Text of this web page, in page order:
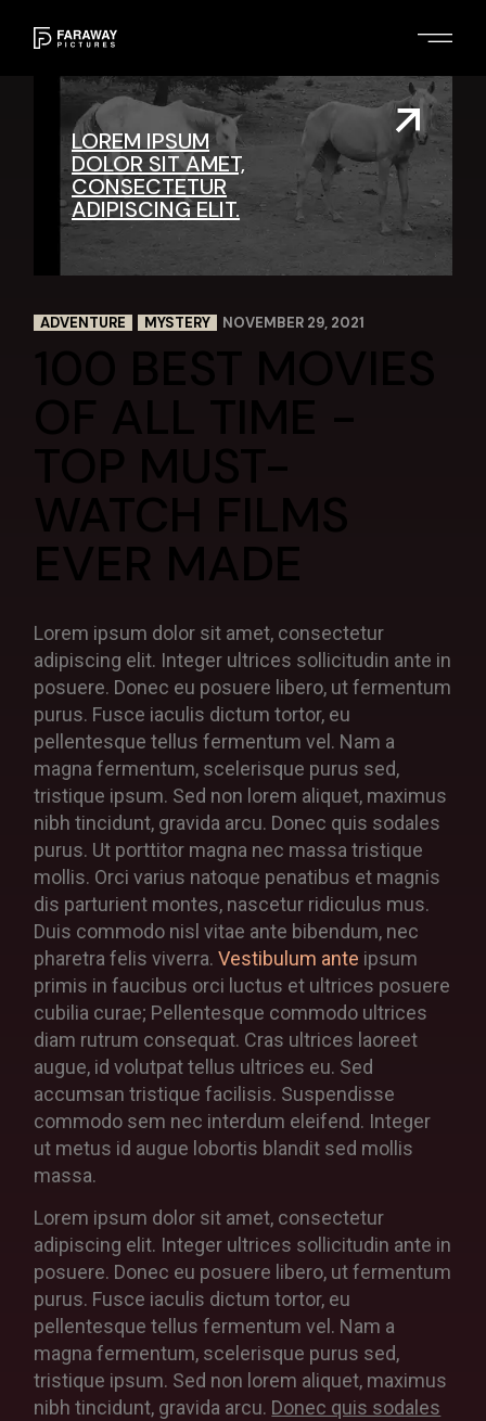
LOREM IPSUM
DOLOR SIT AMET,
CONSECTETUR
ADIPISCING ELIT.
ADVENTURE MYSTERY NOVEMBER 29, 2021
TOP MUST-
WATCH FILMS
EVER MADE
Lorem ipsum dolor sit amet, consectetur
adipiscing elit. Integer ultrices sollicitudin ante in
posuere. Donec eu posuere libero, ut fermentum
purus. Fusce iaculis dictum tortor, eu
pellentesque tellus fermentum vel. Nam a
magna fermentum, scelerisque purus sed,
tristique ipsum. Sed non lorem aliquet, maximus
nibh tincidunt, gravida arcu. Donec quis sodales
purus. Ut porttitor magna nec massa tristique
mollis. Orci varius natoque penatibus et magnis
dis parturient montes, nascetur ridiculus mus.
Duis commodo nisl vitae ante bibendum, nec
pharetra felis viverra.Vestibulum ante ipsum
primis in faucibus orci luctus et ultrices posuere
cubilia curae; Pellentesque commodo ultrices
diam rutrum consequat. Cras ultrices laoreet
augue, id volutpat tellus ultrices eu. Sed
accumsan tristique facilisis. Suspendisse
commodo sem nec interdum eleifend. Integer
ut metus id augue lobortis blandit sed mollis
massa.
Lorem ipsum dolor sit amet, consectetur
adipiscing elit. Integer ultrices sollicitudin ante in
posuere. Donec eu posuere libero, ut fermentum
purus. Fusce iaculis dictum tortor, eu
pellentesque tellus fermentum vel. Nam a
magna fermentum, scelerisque purus sed,
tristique ipsum. Sed non lorem aliquet, maximus
nibh tincidunt, gravida arcu. Donec quis sodales